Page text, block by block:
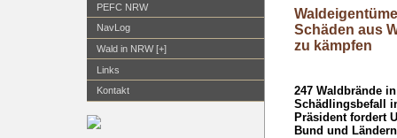
PEFC NRW
NavLog
Wald in NRW [+]
Links
Kontakt
Schäden aus
zu kämpfen
247 Waldbrände
Schädlingsbefall
Präsident fordert
Bund und Ländern